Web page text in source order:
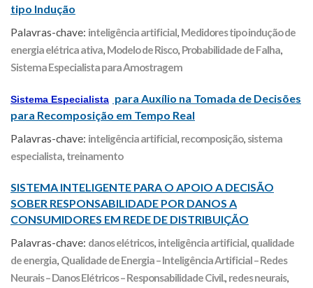
tipo Indução
Palavras-chave: inteligência artificial, Medidores tipo indução de
energia elétrica ativa, Modelo de Risco, Probabilidade de Falha,
Sistema Especialista para Amostragem
Sistema Especialista para Auxílio na Tomada de Decisões
para Recomposição em Tempo Real
Palavras-chave: inteligência artificial, recomposição, sistema
especialista, treinamento
SISTEMA INTELIGENTE PARA O APOIO A DECISÃO
SOBER RESPONSABILIDADE POR DANOS A
CONSUMIDORES EM REDE DE DISTRIBUIÇÃO
Palavras-chave: danos elétricos, inteligência artificial, qualidade
de energia, Qualidade de Energia – Inteligência Artificial – Redes
Neurais – Danos Elétricos – Responsabilidade Civil., redes neurais,